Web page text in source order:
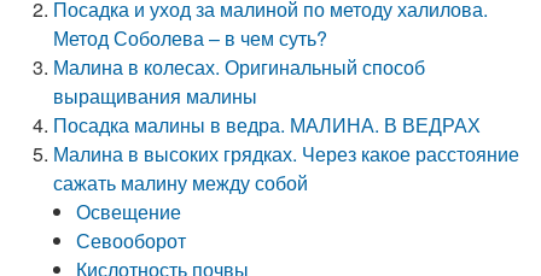
Посадка и уход за малиной по методу халилова.
Метод Соболева – в чем суть?
Малина в колесах. Оригинальный способ
выращивания малины
Посадка малины в ведра. МАЛИНА. В ВЕДРАХ
Малина в высоких грядках. Через какое расстояние
сажать малину между собой
Освещение
Севооборот
Кислотность почвы